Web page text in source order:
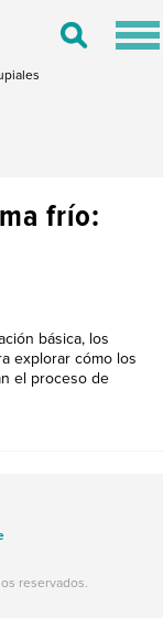
Toggle
frío:
básica, los
explorar cómo los
el proceso de
reservados.